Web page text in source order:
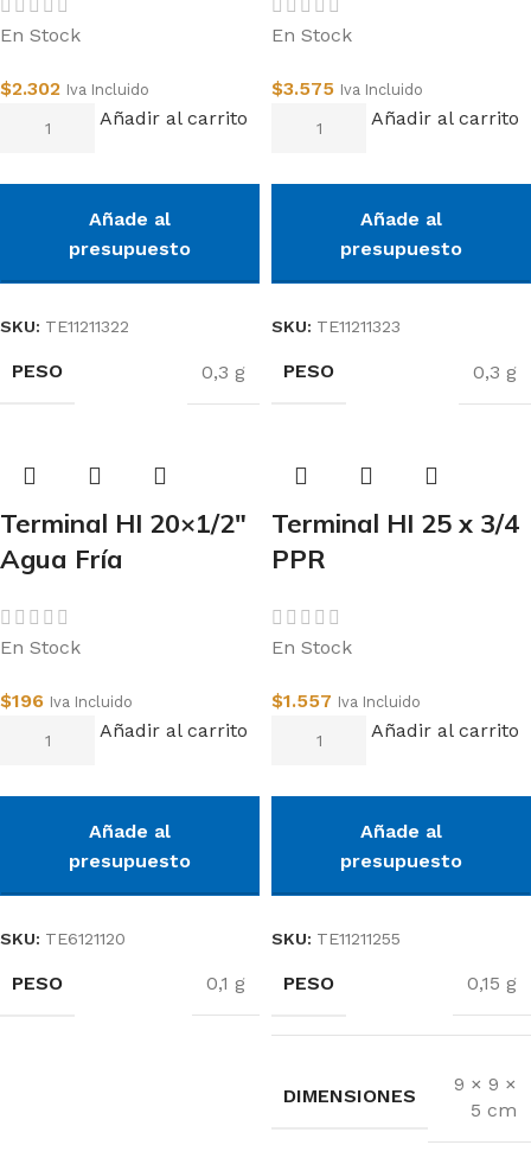
En Stock
$2.302 Iva Incluido
Añadir al carrito
Añade al
presupuesto
SKU: TE11211322
PESO 0,3 g
En Stock
$3.575 Iva Incluido
Añadir al carrito
Añade al
presupuesto
SKU: TE11211323
PESO 0,3 g
Terminal HI 20×1/2″
Agua Fría
En Stock
$196 Iva Incluido
Añadir al carrito
Añade al
presupuesto
SKU: TE6121120
PESO 0,1 g
Terminal HI 25 x 3/4
PPR
En Stock
$1.557 Iva Incluido
Añadir al carrito
Añade al
presupuesto
SKU: TE11211255
PESO 0,15 g
DIMENSIONES
9 × 9 ×
5 cm